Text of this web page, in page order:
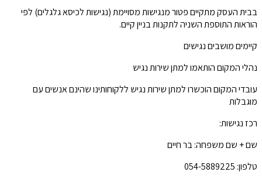
בבית העסק מתקיים פטור מנגישות מסויימת (נגישות לכיסא גלגלים) לפי
הוראות התוספת השניה לתקנות בניין קיים.
קיימים מושבים נגישים
נהלי המקום הותאמו למתן שירות נגיש
עובדי המקום הוכשרו למתן שירות נגיש ללקוחותינו שהינם אנשים עם
מוגבלות
רכז נגישות:
שם + שם משפחה: בר חיים
טלפון: 054-5889225